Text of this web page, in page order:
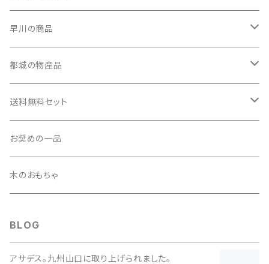
早川の商品
早川のしょうゆ
早川のみそ
早川の加工品
都城の物産品
お茶
漬物・らっきょう
しいたけ・きくらげ
送料無料セット
組み合わせセット
ケース買い
お奨めの一品
木のおもちゃ
BLOG
アサデス。九州山口に取り上げられました。